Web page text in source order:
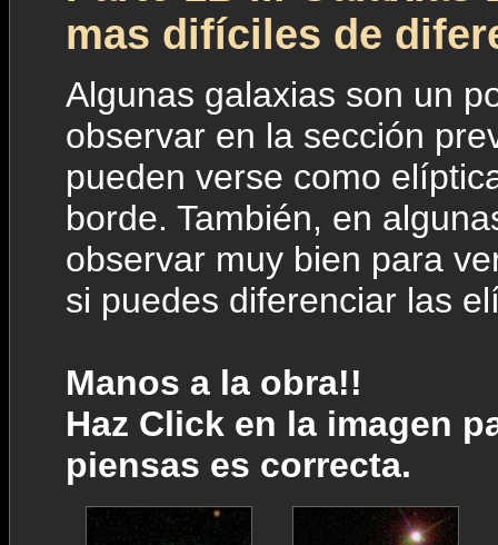
mas difíciles de
Algunas galaxias son un
observar en la sección
pueden verse como
borde. También, en
observar muy bien para
si puedes diferenciar las
Manos a la obra!!
Haz Click en la imagen
piensas es correcta.